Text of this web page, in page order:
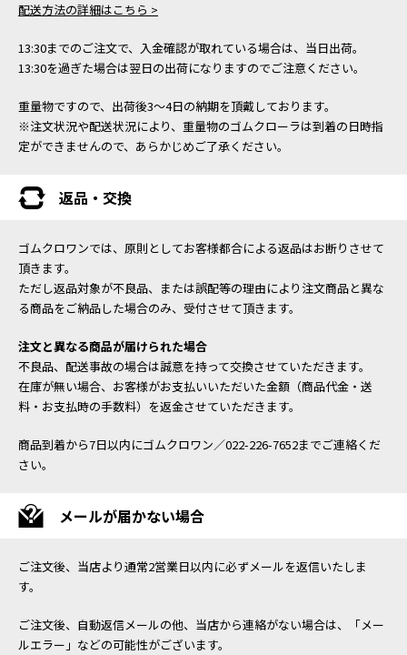
配送方法の詳細はこちら >
13:30までのご注文で、入金確認が取れている場合は、当日出荷。
13:30を過ぎた場合は翌日の出荷になりますのでご注意ください。
重量物ですので、出荷後3～4日の納期を頂戴しております。
※注文状況や配送状況により、重量物のゴムクローラは到着の日時指
定ができませんので、あらかじめご了承ください。
返品・交換
ゴムクロワンでは、原則としてお客様都合による返品はお断りさせて
頂きます。
ただし返品対象が不良品、または誤配等の理由により注文商品と異な
る商品をご納品した場合のみ、受付させて頂きます。
注文と異なる商品が届けられた場合
不良品、配送事故の場合は誠意を持って交換させていただきます。
在庫が無い場合、お客様がお支払いいただいた金額（商品代金・送
料・お支払時の手数料）を返金させていただきます。
商品到着から7日以内にゴムクロワン／022-226-7652までご連絡くだ
さい。
メールが届かない場合
ご注文後、当店より通常2営業日以内に必ずメールを返信いたしま
す。
ご注文後、自動返信メールの他、当店から連絡がない場合は、「メー
ルエラー」などの可能性がございます。